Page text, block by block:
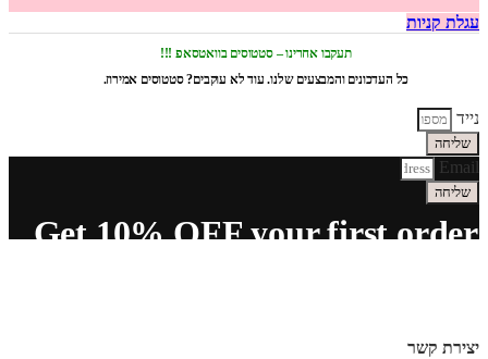
עגלת קניות
תעקבו אחרינו – סטטוסים בוואטסאפ !!!
כל העדכונים והמבצעים שלנו. עוד לא עוקבים? סטטוסים אמירוז.
נייד
שליחה
Email
שליחה
Get 10% OFF your first order
יצירת קשר